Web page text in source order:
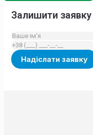
Залишити заявку